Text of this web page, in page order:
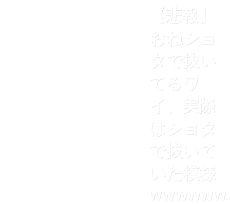
【悲報】
おねショ
タで抜い
てるワ
イ、実際
はショタ
で抜いて
いた模様
wwwwww